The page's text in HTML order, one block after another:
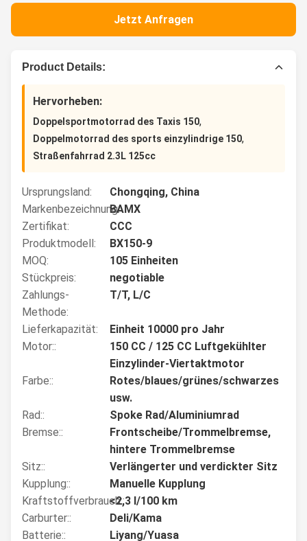
Jetzt Anfragen
Product Details:
Hervorheben:
Doppelsportmotorrad des Taxis 150,
Doppelmotorrad des sports einzylindrige 150,
Straßenfahrrad 2.3L 125cc
Ursprungsland:
Chongqing, China
Markenbezeichnung:BAMX
Zertifikat:
CCC
Produktmodell:
BX150-9
MOQ:
105 Einheiten
Stückpreis:
negotiable
Zahlungs-
Methode:
T/T, L/C
Lieferkapazität:
Einheit 10000 pro Jahr
Motor::
150 CC / 125 CC Luftgekühlter
Einzylinder-Viertaktmotor
Farbe::
Rotes/blaues/grünes/schwarzes
usw.
Rad::
Spoke Rad/Aluminiumrad
Bremse::
Frontscheibe/Trommelbremse,
hintere Trommelbremse
Sitz::
Verlängerter und verdickter Sitz
Kupplung::
Manuelle Kupplung
Kraftstoffverbrauch::<2,3 l/100 km
Carburter::
Deli/Kama
Batterie::
Liyang/Yuasa